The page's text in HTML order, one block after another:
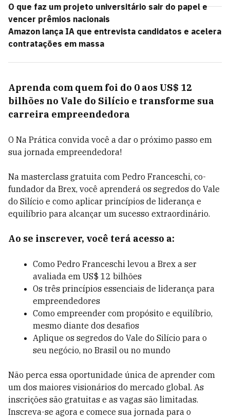
O que faz um projeto universitário sair do papel e
vencer prêmios nacionais
Amazon lança IA que entrevista candidatos e acelera
contratações em massa
Aprenda com quem foi do 0 aos US$ 12
bilhões no Vale do Silício e transforme sua
carreira empreendedora
O Na Prática convida você a dar o próximo passo em
sua jornada empreendedora!
Na masterclass gratuita com Pedro Franceschi, co-
fundador da Brex, você aprenderá os segredos do Vale
do Silício e como aplicar princípios de liderança e
equilíbrio para alcançar um sucesso extraordinário.
Ao se inscrever, você terá acesso a:
Como Pedro Franceschi levou a Brex a ser
avaliada em US$ 12 bilhões
Os três princípios essenciais de liderança para
empreendedores
Como empreender com propósito e equilíbrio,
mesmo diante dos desafios
Aplique os segredos do Vale do Silício para o
seu negócio, no Brasil ou no mundo
Não perca essa oportunidade única de aprender com
um dos maiores visionários do mercado global. As
inscrições são gratuitas e as vagas são limitadas.
Inscreva-se agora e comece sua jornada para o